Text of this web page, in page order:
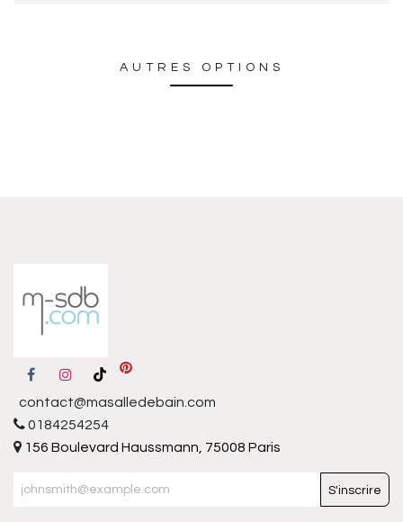
AUTRES OPTIONS
contact@masalledebain.com
0184254254
156 Boulevard Haussmann, 75008 Paris
S'inscrire